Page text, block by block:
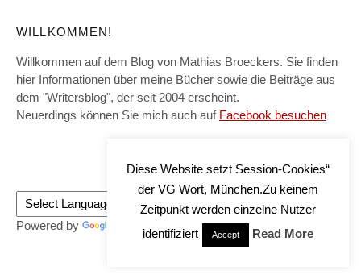
WILLKOMMEN!
Willkommen auf dem Blog von Mathias Broeckers. Sie finden
hier Informationen über meine Bücher sowie die Beiträge aus
dem "Writersblog", der seit 2004 erscheint.
Neuerdings können Sie mich auch auf Facebook besuchen
Powered by Translate
Diese Website setzt Session-Cookies“
der VG Wort, München.Zu keinem
Zeitpunkt werden einzelne Nutzer
identifiziert
Accept Read More